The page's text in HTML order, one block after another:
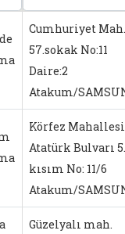
Cumhuriyet Mah.
57.sokak No:11
Daire:2
Atakum/
Körfez
Atatürk Bulvarı 5.
kısım No: 11/6
Atakum/
Güzelyalı mah.